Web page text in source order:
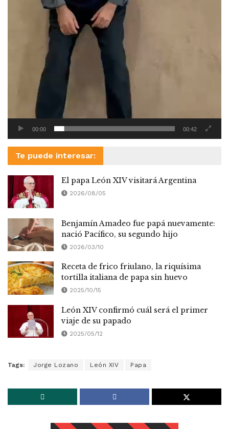
00:00 00:42
Te puede interesar:
El papa León XIV visitará Argentina
2026/08/05
Benjamín Amadeo fue papá nuevamente:
nació Pacífico, su segundo hijo
2026/03/10
Receta de frico friulano, la riquísima
tortilla italiana de papa sin huevo
2025/10/15
León XIV confirmó cuál será el primer
viaje de su papado
2025/05/12
Tags: Jorge Lozano León XIV Papa